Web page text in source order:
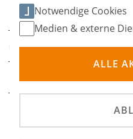
DATUM
ORT
Notwendige Cookies
Medien & externe
ALLE